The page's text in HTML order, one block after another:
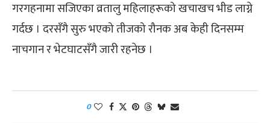
गरगहनामा सजिएका व्रतालु महिलाहरूको खचाखच भीड लाग्ने
गर्दछ । दरसँगै सुरु भएको तीजको रौनक अब केही दिनसम्म
नाचगान र भेटघाटसँगै जारी रहनेछ ।
0